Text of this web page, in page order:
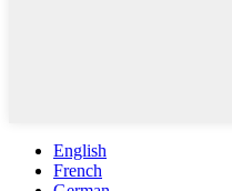
English
French